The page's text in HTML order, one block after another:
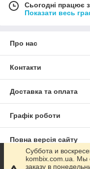
Сьогодні працює
Показати весь
Про нас
Контакти
Доставка та оплата
Графік роботи
Повна версія сайту
Сайт створено на
Суббота и
kombix.com.ua. Мы
заказу в